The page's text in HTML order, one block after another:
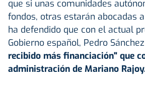
que si unas comunidades
fondos, otras estarán abocadas
ha defendido que con el actual
Gobierno español, Pedro
recibido más financiación" que
administración de Mariano